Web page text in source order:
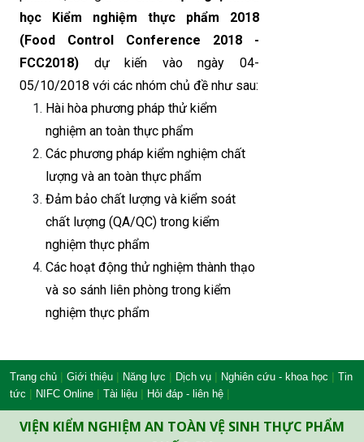
học Kiểm nghiệm thực phẩm 2018
(Food Control Conference 2018 -
FCC2018) dự kiến vào ngày 04-
05/10/2018 với các nhóm chủ đề như sau:
Hài hòa phương pháp thử kiểm
nghiệm an toàn thực phẩm
Các phương pháp kiểm nghiệm chất
lượng và an toàn thực phẩm
Đảm bảo chất lượng và kiểm soát
chất lượng (QA/QC) trong kiểm
nghiệm thực phẩm
Các hoạt động thử nghiệm thành thạo
và so sánh liên phòng trong kiểm
nghiệm thực phẩm
Trang chủ | Giới thiệu | Năng lực | Dịch vụ | Nghiên cứu - khoa học | Tin
tức | NIFC Online | Tài liệu | Hỏi đáp - liên hệ |
VIỆN KIỂM NGHIỆM AN TOÀN VỆ SINH THỰC PHẨM